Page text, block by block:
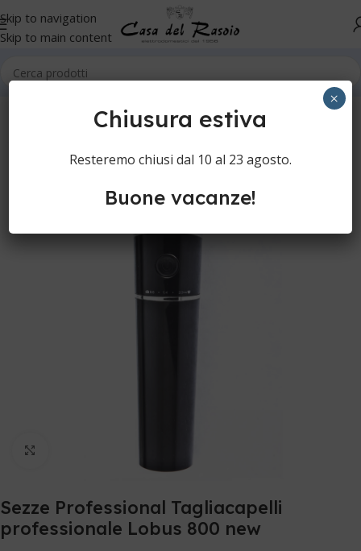
Skip to navigation
Skip to main content
Sezze Professional Tagliacapelli
professionale Lobus 800 new
Chiusura estiva
Resteremo chiusi dal 10 al 23 agosto.
Buone vacanze!
×